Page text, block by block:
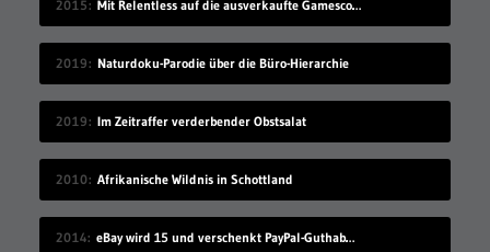
2015 Mit Relentless auf die ausverkaufte Gamescom
2019 Naturdoku-Parodie über die Büro-Hierarchie
2019 Im Zeitraffer verderbender Obstsalat
2010 Afrikanische Wildnis in Schottland
2014 eBay wird 15 und verschenkt PayPal-Guthaben!